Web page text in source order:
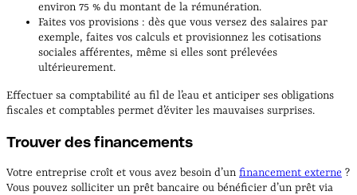
environ 75 % du montant de la rémunération.
Faites vos provisions : dès que vous versez des salaires par
exemple, faites vos calculs et provisionnez les cotisations
sociales afférentes, même si elles sont prélevées
ultérieurement.
Effectuer sa comptabilité au fil de l’eau et anticiper ses obligations
fiscales et comptables permet d’éviter les mauvaises surprises.
Trouver des financements
Votre entreprise croît et vous avez besoin d’un financement externe ?
Vous pouvez solliciter un prêt bancaire ou bénéficier d’un prêt via